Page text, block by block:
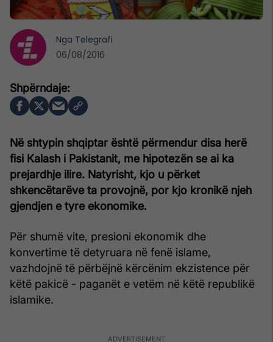
Në shtypin shqiptar është përmendur disa herë
fisi Kalash i Pakistanit, me hipotezën se ai ka
prejardhje ilire. Natyrisht, kjo u përket
shkencëtarëve ta provojnë, por kjo kronikë njeh
gjendjen e tyre ekonomike.
Për shumë vite, presioni ekonomik dhe
konvertime të detyruara në fenë islame,
vazhdojnë të përbëjnë kërcënim ekzistence për
këtë pakicë - paganët e vetëm në këtë republikë
islamike.
Nga Telegrafi
06/08/2016